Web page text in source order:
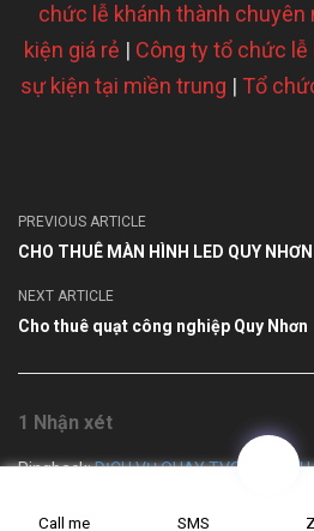
chức lễ khánh thành chuyên
kiện giá rẻ | Công ty tổ chức lễ
sự kiện tại miền trung | Tổ
PREVIOUS ARTICLE
CHO THUÊ MÀN HÌNH LED QUY NHƠN
NEXT ARTICLE
Cho thuê quạt công nghiệp Quy Nhơn
1 Nhận xét
Pingback:DỊCH VỤ QUAY TVC PHIM
Call me SMS